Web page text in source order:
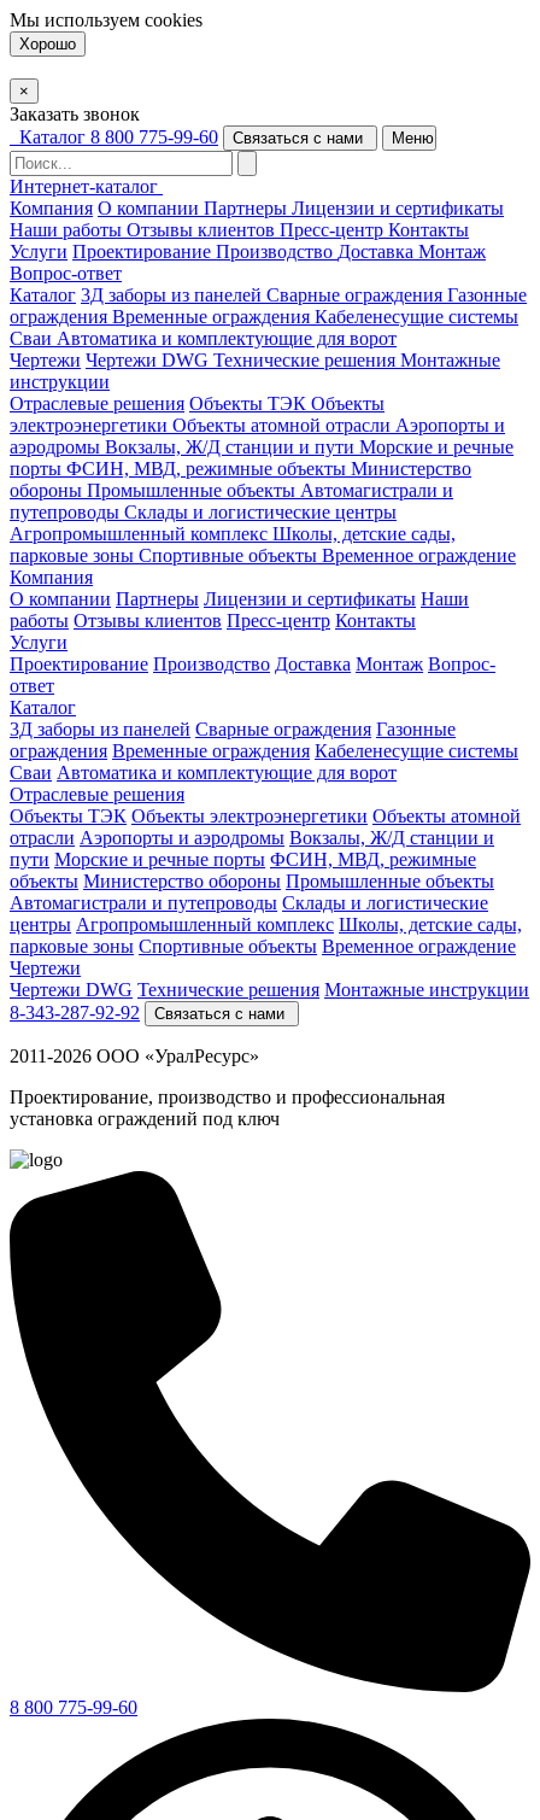
Мы используем cookies
Хорошо
×
Заказать звонок
Каталог 8 800 775-99-60 Связаться с нами Меню
Интернет-каталог
Компания О компании Партнеры Лицензии и сертификаты
Наши работы Отзывы клиентов Пресс-центр Контакты
Услуги Проектирование Производство Доставка Монтаж
Вопрос-ответ
Каталог 3Д заборы из панелей Сварные ограждения Газонные
ограждения Временные ограждения Кабеленесущие системы
Cваи Автоматика и комплектующие для ворот
Чертежи Чертежи DWG Технические решения Монтажные
инструкции
Отраслевые решения Объекты ТЭК Объекты
электроэнергетики Объекты атомной отрасли Аэропорты и
аэродромы Вокзалы, Ж/Д станции и пути Морские и речные
порты ФСИН, МВД, режимные объекты Министерство
обороны Промышленные объекты Автомагистрали и
путепроводы Склады и логистические центры
Агропромышленный комплекс Школы, детские сады,
парковые зоны Спортивные объекты Временное ограждение
Компания
О компании Партнеры Лицензии и сертификаты Наши
работы Отзывы клиентов Пресс-центр Контакты
Услуги
Проектирование Производство Доставка Монтаж Вопрос-
ответ
Каталог
3Д заборы из панелей Сварные ограждения Газонные
ограждения Временные ограждения Кабеленесущие системы
Cваи Автоматика и комплектующие для ворот
Отраслевые решения
Объекты ТЭК Объекты электроэнергетики Объекты атомной
отрасли Аэропорты и аэродромы Вокзалы, Ж/Д станции и
пути Морские и речные порты ФСИН, МВД, режимные
объекты Министерство обороны Промышленные объекты
Автомагистрали и путепроводы Склады и логистические
центры Агропромышленный комплекс Школы, детские сады,
парковые зоны Спортивные объекты Временное ограждение
Чертежи
Чертежи DWG Технические решения Монтажные инструкции
8-343-287-92-92
Связаться с нами
2011-2026 ООО «УралРесурс»
Проектирование, производство и профессиональная
установка ограждений под ключ
8 800 775-99-60